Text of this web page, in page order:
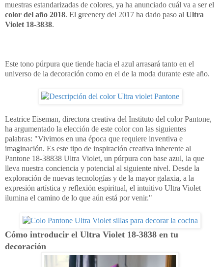
muestras estandarizadas de colores, ya ha anunciado cuál va a ser el
color del año 2018. El greenery del 2017 ha dado paso al Ultra
Violet 18-3838.
Este tono púrpura que tiende hacia el azul arrasará tanto en el
universo de la decoración como en el de la moda durante este año.
Leatrice Eiseman, directora creativa del Instituto del color Pantone,
ha argumentado la elección de este color con las siguientes
palabras: "Vivimos en una época que requiere inventiva e
imaginación. Es este tipo de inspiración creativa inherente al
Pantone 18-38838 Ultra Violet, un púrpura con base azul, la que
lleva nuestra conciencia y potencial al siguiente nivel. Desde la
exploración de nuevas tecnologías y de la mayor galaxia, a la
expresión artística y reflexión espiritual, el intuitivo Ultra Violet
ilumina el camino de lo que aún está por venir."
Cómo introducir el Ultra Violet 18-3838 en tu
decoración